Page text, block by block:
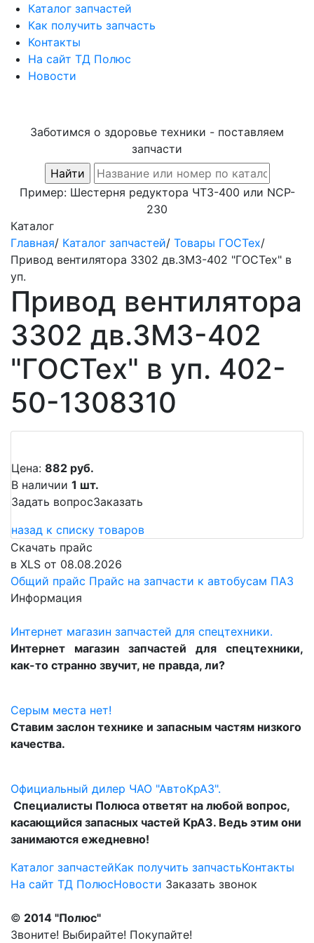
Каталог запчастей
Как получить запчасть
Контакты
На сайт ТД Полюс
Новости
Заботимся о здоровье техники - поставляем
запчасти
Пример: Шестерня редуктора ЧТЗ-400 или NCP-
230
Каталог
Главная/ Каталог запчастей/ Товары ГОСТех/
Привод вентилятора 3302 дв.ЗМЗ-402 "ГОСТех" в
уп.
Привод вентилятора
3302 дв.ЗМЗ-402
"ГОСТех" в уп. 402-
50-1308310
Цена: 882 руб.
В наличии 1 шт.
Задать вопросЗаказать
назад к списку товаров
Скачать прайс
в XLS от 08.08.2026
Общий прайс Прайс на запчасти к автобусам ПАЗ
Информация
Интернет магазин запчастей для спецтехники.
Интернет магазин запчастей для спецтехники,
как-то странно звучит, не правда, ли?
Серым места нет!
Ставим заслон технике и запасным частям низкого
качества.
Официальный дилер ЧАО "АвтоКрАЗ".
Специалисты Полюса ответят на любой вопрос,
касающийся запасных частей КрАЗ. Ведь этим они
занимаются ежедневно!
Каталог запчастейКак получить запчастьКонтакты
На сайт ТД ПолюсНовости Заказать звонок
© 2014 "Полюс"
Звоните! Выбирайте! Покупайте!